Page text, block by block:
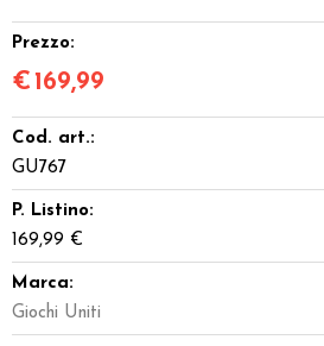
Prezzo:
€ 169,99
Cod. art.:
GU767
P. Listino:
169,99 €
Marca:
Giochi Uniti